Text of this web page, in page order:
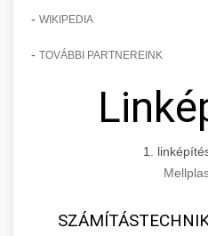
- WIKIPEDIA
- TOVÁBBI PARTNEREINK
1.